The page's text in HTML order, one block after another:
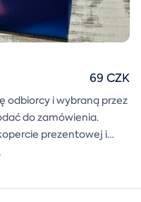
odbiorcy i wybraną przez
do zamówienia.
prezentowej i
69 CZK